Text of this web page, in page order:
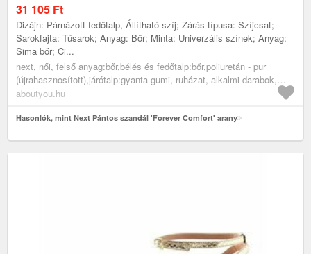
31 105 Ft
Dizájn: Párnázott fedőtalp, Állítható szíj; Zárás típusa: Szíjcsat;
Sarokfajta: Tűsarok; Anyag: Bőr; Minta: Univerzális színek; Anyag:
Sima bőr; Ci...
next, női, felső anyag:bőr,bélés és fedőtalp:bőr,poliuretán - pur
(újrahasznosított),járótalp:gyanta gumi, ruházat, alkalmi darabok,
esküvő, az örömanya számára, cipők & kiegészítők, cipő, arany
aboutyou.hu
Hasonlók, mint Next Pántos szandál 'Forever Comfort' arany